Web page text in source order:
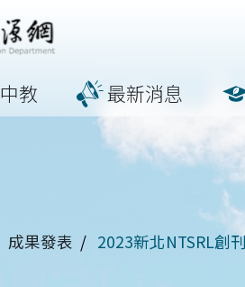
教 最新消息
成果發表 2023新北NTSRL創